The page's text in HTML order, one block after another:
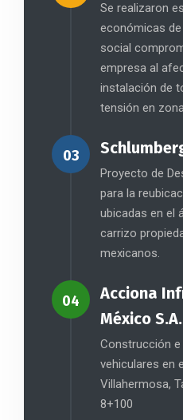
Se realizaron
económicas
social
empresa al
instalación de
tensión en
03
Proyecto de
para la
ubicadas en el
carrizo
mexicanos.
04
Acciona
México
Construcción
vehiculares en
Villahermosa,
8+100